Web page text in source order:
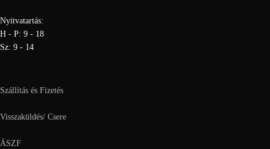
Nyitvatartás:
H - P: 9 - 18
Sz: 9 - 14
Szállítás és Fizetés
Visszaküldés/ Csere
ÁSZF